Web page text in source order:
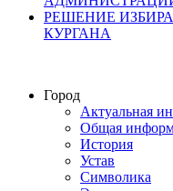
РЕШЕНИЕ
КУРГАНА
Город
Актуальная
Общая
История
Устав
Символика